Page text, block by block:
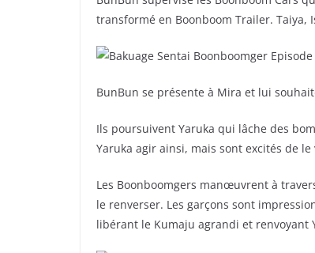
transformé en Boonboom Trailer.
BunBun se présente à Mira et lui
Ils poursuivent Yaruka qui lâche des
Yaruka agir ainsi, mais sont excités de le
Les Boonboomgers manœuvrent à
le renverser. Les garçons sont
libérant le Kumaju agrandi et renvoyant